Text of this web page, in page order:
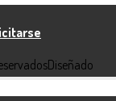
Diseñado